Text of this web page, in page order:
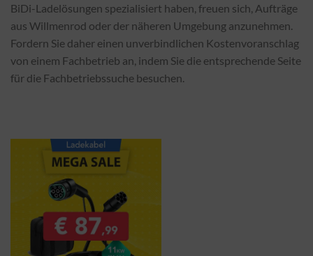
BiDi-Ladelösungen spezialisiert haben, freuen sich, Aufträge
aus Willmenrod oder der näheren Umgebung anzunehmen.
Fordern Sie daher einen unverbindlichen Kostenvoranschlag
von einem Fachbetrieb an, indem Sie die entsprechende Seite
für die Fachbetriebssuche besuchen.